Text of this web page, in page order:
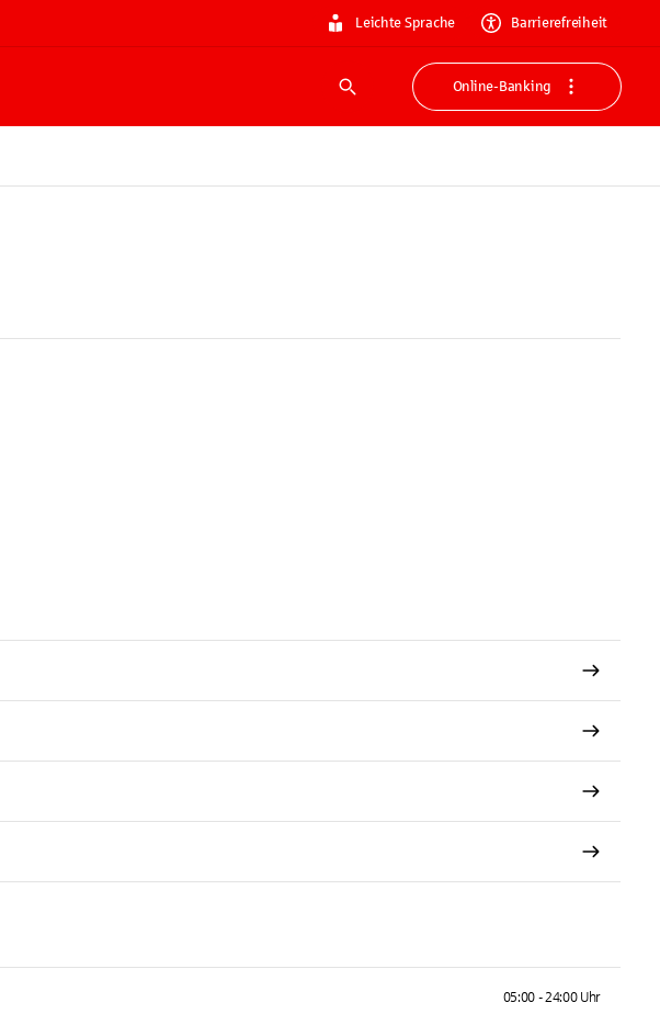
Leichte Sprache Barrierefreiheit
Suche
Online-Banking
05:00 - 24:00 Uhr